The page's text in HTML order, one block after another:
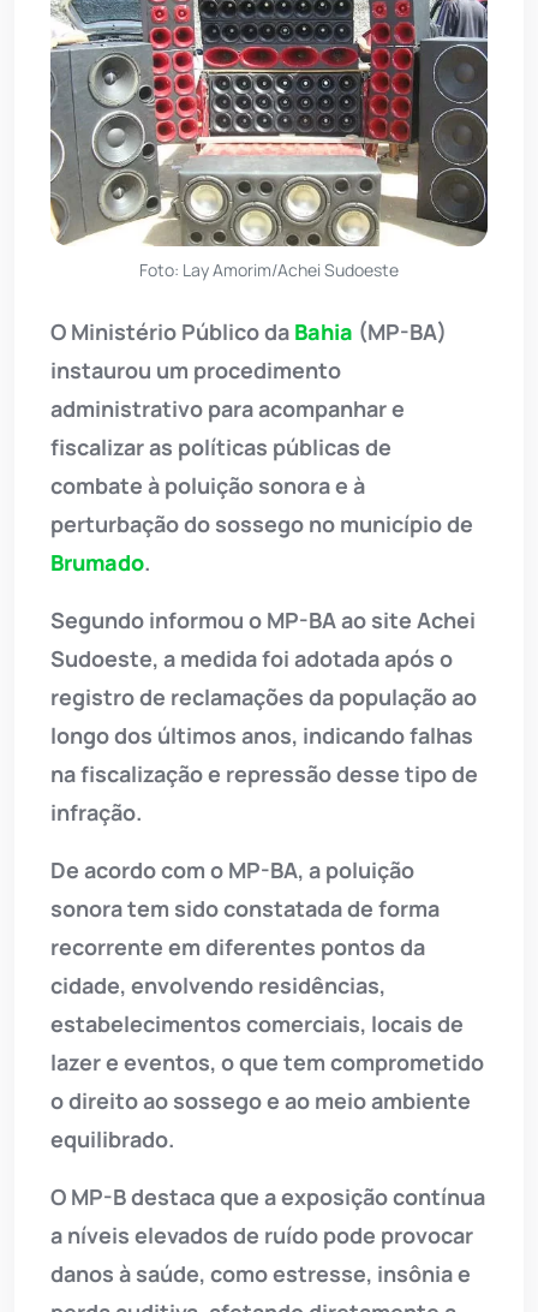
Foto: Lay Amorim/Achei Sudoeste
O Ministério Público da Bahia (MP-BA)
instaurou um procedimento
administrativo para acompanhar e
fiscalizar as políticas públicas de
combate à poluição sonora e à
perturbação do sossego no município de
Brumado.
Segundo informou o MP-BA ao site Achei
Sudoeste, a medida foi adotada após o
registro de reclamações da população ao
longo dos últimos anos, indicando falhas
na fiscalização e repressão desse tipo de
infração.
De acordo com o MP-BA, a poluição
sonora tem sido constatada de forma
recorrente em diferentes pontos da
cidade, envolvendo residências,
estabelecimentos comerciais, locais de
lazer e eventos, o que tem comprometido
o direito ao sossego e ao meio ambiente
equilibrado.
O MP-B destaca que a exposição contínua
a níveis elevados de ruído pode provocar
danos à saúde, como estresse, insônia e